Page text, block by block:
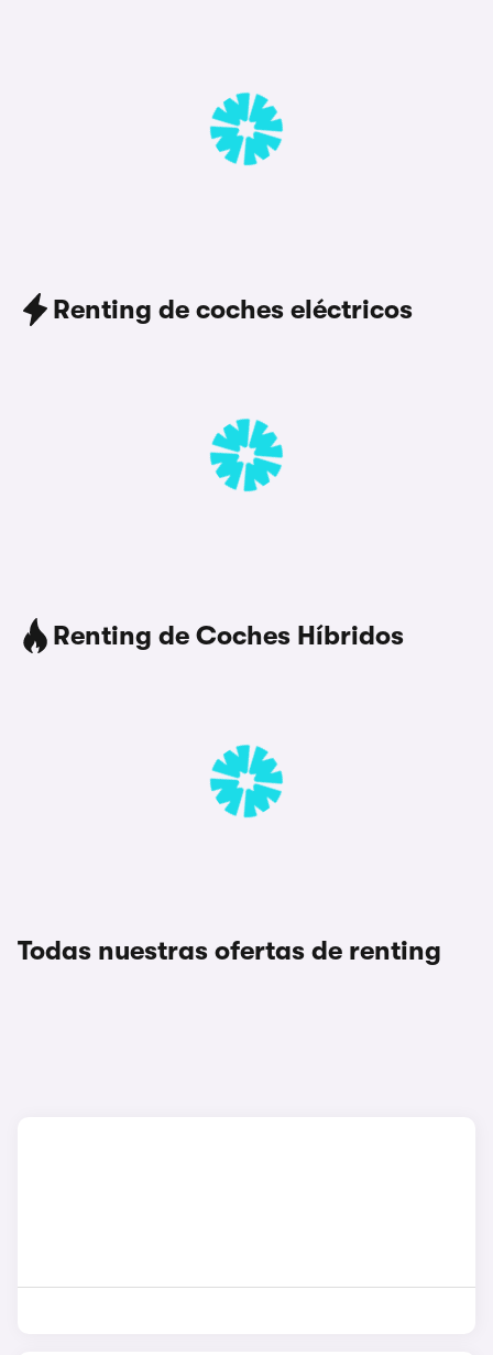
Renting de coches eléctricos
Renting de Coches Híbridos
Todas nuestras ofertas de renting